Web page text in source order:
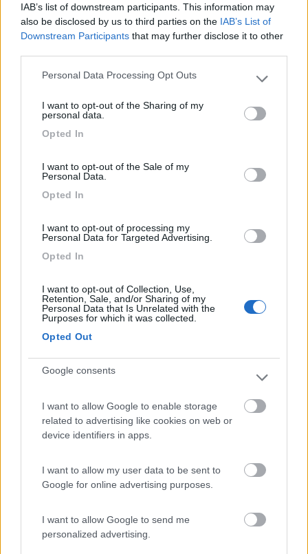
IAB’s list of downstream participants. This information may
also be disclosed by us to third parties on the IAB’s List of
Downstream Participants that may further disclose it to other
Please note that this website/app uses one or more Google
not limited to your visit or usage behaviour. You may click to
use your data for below specified purposes in below Google
Personal Data Processing Opt Outs
I want to opt-out of the Sharing of my
personal data.
Opted In
I want to opt-out of the Sale of my
Personal Data.
Opted In
I want to opt-out of processing my
Personal Data for Targeted Advertising.
Opted In
I want to opt-out of Collection, Use,
Retention, Sale, and/or Sharing of my
Personal Data that Is Unrelated with the
Purposes for which it was collected.
Opted Out
Google consents
I want to allow Google to enable storage
related to advertising like cookies on web or
device identifiers in apps.
I want to allow my user data to be sent to
Google for online advertising purposes.
I want to allow Google to send me
personalized advertising.
psicologica[;)], idividuato con certezza il reticolato dei travetti
sottostanti, ho provveduto a mettere anche due viti a legno in
acciaio inox per ogni staffa, bene annegati nel sigillante
poliuretanico. Ora il mio pannello, che è anche abbastanza
grosso (la bestiola è m. 1,5 x 0,65) fa corpo unico con la
Roberto66
22611
Inserito il17/06/2011 alle:22:04:30
i fori sono sempre possibili veicoli di infiltrazioni. io ho incollato e
Modificato da Roberto66 il 17/06/2011 alle 22:04:53
2891
alle:09:45:04
Risposta al messaggio di Otocototo inserito in data
> questo è il problema. Viene via tutto. la soluzione migliore
IZ4DJI
58914